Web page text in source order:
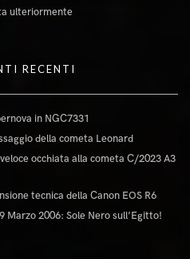
ulteriormente
RECENTI
in NGC7331
della cometa Leonard
occhiata alla cometa C/2023 A3
tecnica della Canon EOS R6
Marzo 2006: Sole Nero sull’Egitto!